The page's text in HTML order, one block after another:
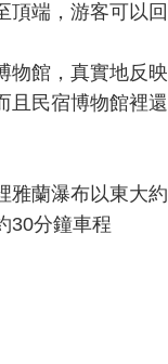
頂端，游客可以
物館，真實地反
且民宿博物館裡
雅蘭瀑布以東大
30分鐘車程